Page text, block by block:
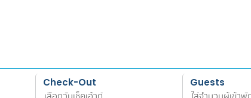
Check-Out Guests